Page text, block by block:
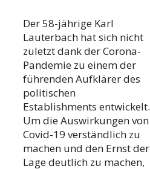
Der 58-jährige Karl
Lauterbach hat sich nicht
zuletzt dank der Corona-
Pandemie zu einem der
führenden Aufklärer des
politischen
Establishments entwickelt.
Um die Auswirkungen von
Covid-19 verständlich zu
machen und den Ernst der
Lage deutlich zu machen,